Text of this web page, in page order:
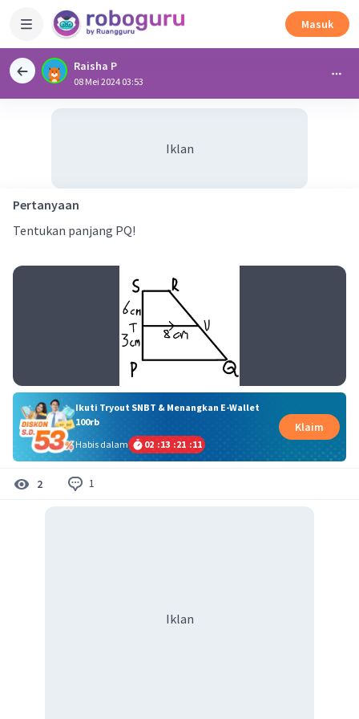
Masuk
Raisha P
08 Mei 2024 03:53
Iklan
Pertanyaan
Tentukan panjang PQ!
Ikuti Tryout SNBT & Menangkan E-Wallet
100rb
Habis dalam
02 :13 :21 :11
Klaim
2 1
Iklan